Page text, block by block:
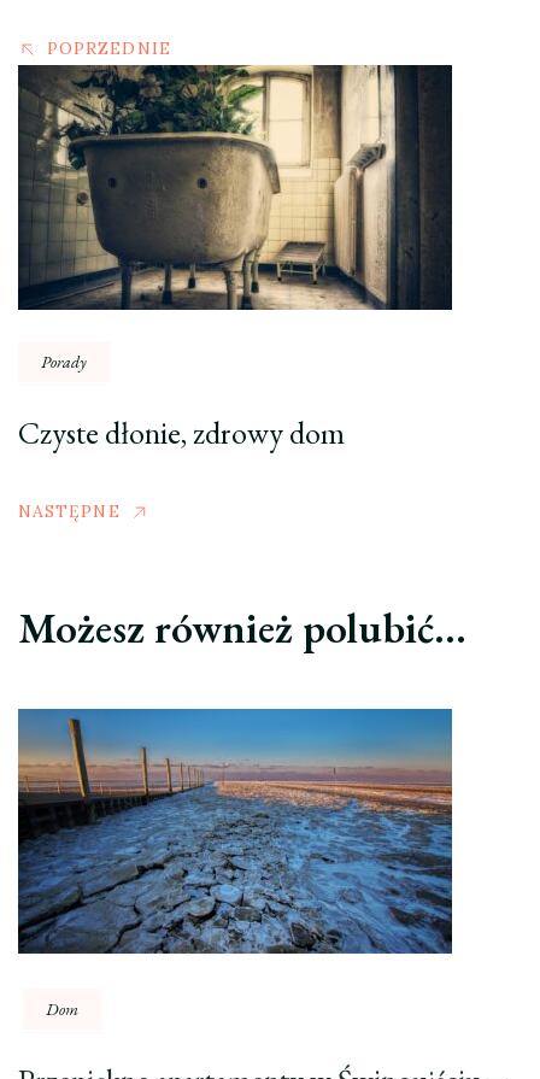
POPRZEDNIE
Porady
Czyste dłonie, zdrowy dom
NASTĘPNE
Możesz również polubić…
Dom